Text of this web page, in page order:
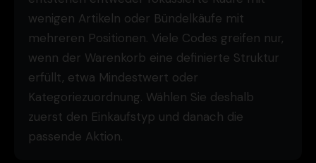
wenigen Artikeln oder Bündelkäufe mit
mehreren Positionen. Viele Codes greifen nur,
wenn der Warenkorb eine definierte Struktur
erfüllt, etwa Mindestwert oder
Kategoriezuordnung. Wählen Sie deshalb
zuerst den Einkaufstyp und danach die
passende Aktion.